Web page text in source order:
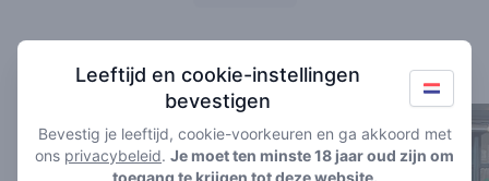
Coffeeshops in de buurt
Leeftijd en cookie-instellingen
bevestigen
Bevestig je leeftijd, cookie-voorkeuren en ga akkoord met
ons privacybeleid. Je moet ten minste 18 jaar oud zijn om
toegang te krijgen tot deze website.